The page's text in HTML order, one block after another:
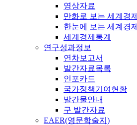
영상자료
만화로 보는 세계경제
한눈에 보는 세계경제
세계경제통계
연구성과정보
연차보고서
발간자료목록
인포카드
국가정책기여현황
발간물안내
구 발간자료
EAER(영문학술지)